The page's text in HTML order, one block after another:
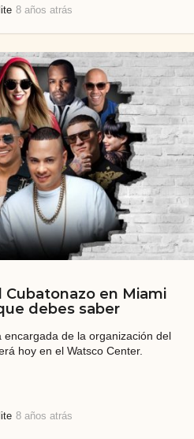
8 años atrás
o
s
a
t
r
á
s
Cubatonazo en Miami
debes saber
de la organización del
hoy en el Watsco Center.
8 años atrás